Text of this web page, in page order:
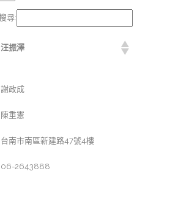
尋:
汪振澤
謝政成
陳重憲
台南市南區新建路47號4樓
06-2643888